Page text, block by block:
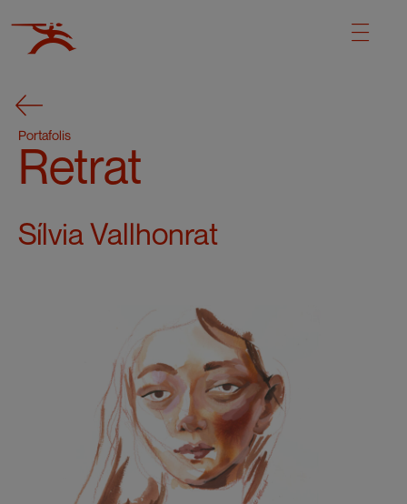
Portafolis
Retrat
Sílvia Vallhonrat